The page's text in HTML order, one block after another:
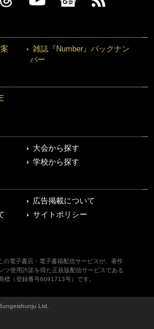
雑誌『Number』バックナン
バー
大会から探す
学校から探す
広告掲載について
サイトポリシー
の電子書店・電子書籍配信サービスが、著作
ツ使用許諾を得た正規版配信サービスである
標（登録番号6091713号）です。
Ltd.